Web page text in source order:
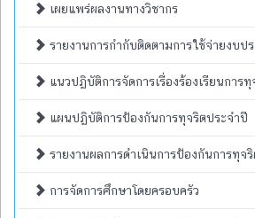
เผยแพร่ผลงานทางวิชากร
รายงานการกำกับติดตามการใช้จ่ายงบป
แนวปฏิบัติการจัดการเรื่องร้องเรียนการ
แผนปฏิบัติการป้องกันการทุจริตประจำปี
รายงานผลการดำเนินการป้องกันการทุจ
การจัดการศึกษาโดยครอบครัว